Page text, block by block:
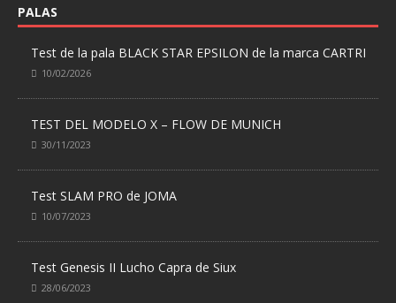
PALAS
Test de la pala BLACK STAR EPSILON de la marca CARTRI
10/02/2026
TEST DEL MODELO X – FLOW DE MUNICH
30/11/2023
Test SLAM PRO de JOMA
10/07/2023
Test Genesis II Lucho Capra de Siux
28/06/2023